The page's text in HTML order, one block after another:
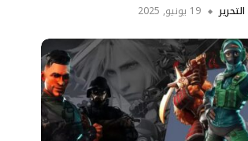
19 يونيو, 2025